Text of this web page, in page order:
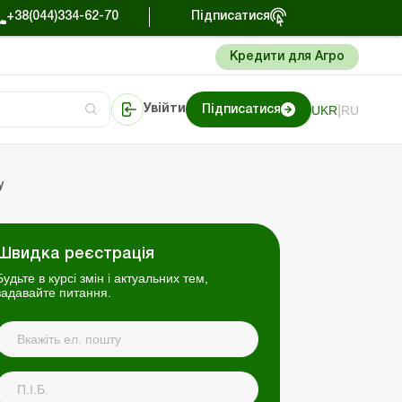
+38(044)334-62-70 Підписатися
Кредити для Агро
Увійти Підписатися UKR RU
реєстрація
в курсі змін і актуальних тем,
питання.